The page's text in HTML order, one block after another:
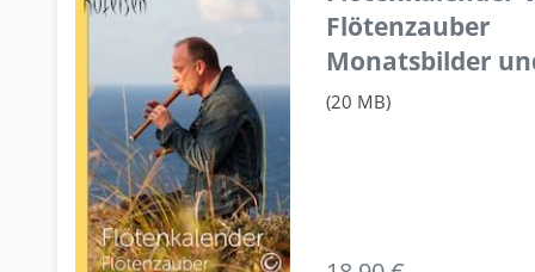
Flötenzauber
Monatsbilder
(20 MB)